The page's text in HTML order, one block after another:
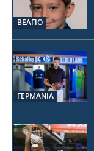
ΒΕΛΓΙΟ
ΓΕΡΜΑΝΙΑ